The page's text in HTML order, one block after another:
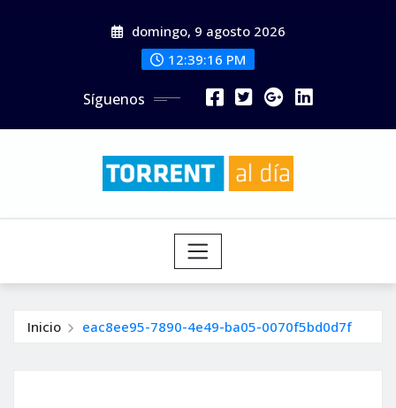
domingo, 9 agosto 2026
12:39:17 PM
Síguenos
Inicio eac8ee95-7890-4e49-ba05-0070f5bd0d7f